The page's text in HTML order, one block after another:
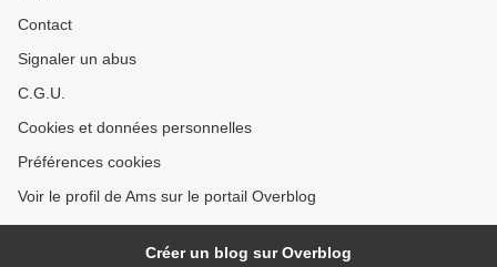
Contact
Signaler un abus
C.G.U.
Cookies et données personnelles
Préférences cookies
Voir le profil de Ams sur le portail Overblog
Créer un blog sur Overblog